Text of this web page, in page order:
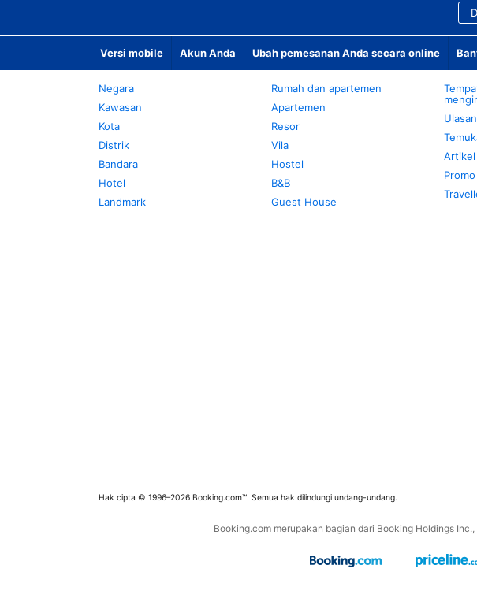
Versi mobile Akun Anda Ubah pemesanan Anda secara online
Negara
Kawasan
Kota
Distrik
Bandara
Hotel
Landmark
Rumah dan apartemen
Apartemen
Resor
Vila
Hostel
B&B
Guest House
Ulasan
Hak cipta © 1996–2026 Booking.com™. Semua hak dilindungi undang-undang.
Booking.com merupakan bagian dari Booking Holdings